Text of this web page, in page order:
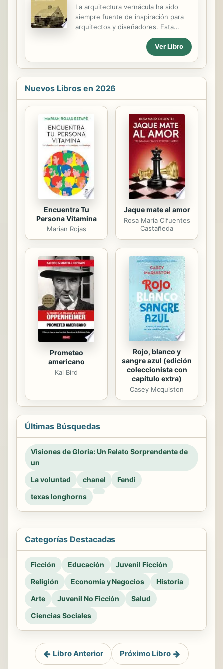
the coexistence of its amazingly
diverse and historically disparate
variety of structures. The city of
Barcelona absorbs new influences
and maintains traditions organically,
avoiding a sense of fragmentation
La arquitectura vernácula ha sido
siempre fuente de inspiración para
arquitectos y diseñadores. Esta
colección consiste en una
exploración monográfica de cada una
de las diversas formas de expresión
de lo vernáculo alrededor del mundo
(profundizando en su construcción,
decoración y sus implicaciones
proyectos contemporáneos que
utilizan estos recursos en su
proceso de diseño. Esta
comparación permite, tanto a
arquitectos y diseñadores como a
historiadores en general, profundizar
en las técnicas de construcción
espontánea así como en las...
Ver Libro
Nuevos Libros en 2026
Encuentra Tu
Persona Vitamina
Marian Rojas
Jaque mate al amor
Rosa María Cifuentes
Castañeda
Prometeo
americano
Kai Bird
Rojo, blanco y
sangre azul (edición
coleccionista con
capítulo extra)
Casey Mcquiston
Últimas Búsquedas
Visiones de Gloria: Un Relato Sorprendente de
un
La voluntad
chanel
Fendi
texas longhorns
Categorías Destacadas
Ficción Educación
Juvenil Ficción
Religión
Economía y Negocios
Historia
Arte
Juvenil No Ficción
Salud
Ciencias Sociales
Libro Anterior Próximo Libro